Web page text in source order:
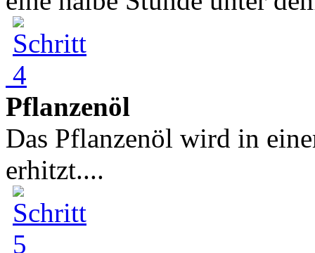
Pflanzenöl
Das Pflanzenöl wird in
erhitzt....